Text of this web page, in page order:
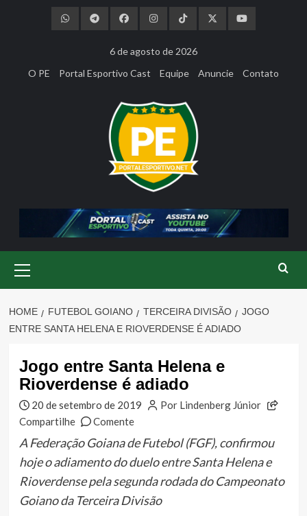
6 de agosto de 2026
O PE
Portal Esportivo Cast Equipe Anuncie Contato
Menu
HOME FUTEBOL GOIANO TERCEIRA DIVISÃO
JOGO
ENTRE SANTA HELENA E RIOVERDENSE É ADIADO
Jogo entre Santa Helena e
Rioverdense é adiado
20 de setembro de 2019
Por Lindenberg Júnior
Compartilhe
Comente
A Federação Goiana de Futebol (FGF), confirmou
hoje o adiamento do duelo entre Santa Helena e
Rioverdense pela segunda rodada do Campeonato
Goiano da Terceira Divisão